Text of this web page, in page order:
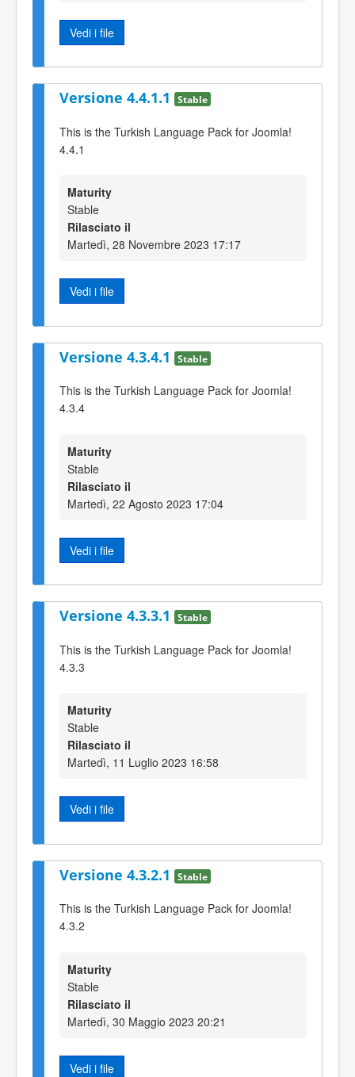
Vedi i file
Versione 4.4.1.1 Stable
This is the Turkish Language Pack for Joomla!
4.4.1
Maturity
Stable
Rilasciato il
Martedì, 28 Novembre 2023 17:17
Vedi i file
Versione 4.3.4.1 Stable
This is the Turkish Language Pack for Joomla!
4.3.4
Maturity
Stable
Rilasciato il
Martedì, 22 Agosto 2023 17:04
Vedi i file
Versione 4.3.3.1 Stable
This is the Turkish Language Pack for Joomla!
4.3.3
Maturity
Stable
Rilasciato il
Martedì, 11 Luglio 2023 16:58
Vedi i file
Versione 4.3.2.1 Stable
This is the Turkish Language Pack for Joomla!
4.3.2
Maturity
Stable
Rilasciato il
Martedì, 30 Maggio 2023 20:21
Vedi i file